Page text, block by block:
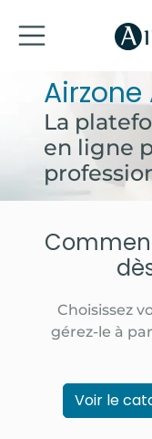
La
en ligne
Choisissez
gérez-le à
Voir le